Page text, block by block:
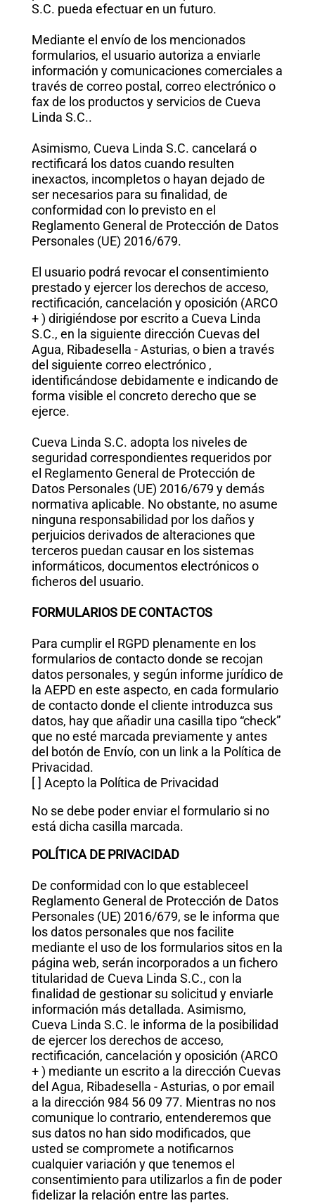
S.C. pueda efectuar en un futuro.
Mediante el envío de los mencionados
formularios, el usuario autoriza a enviarle
información y comunicaciones comerciales a
través de correo postal, correo electrónico o
fax de los productos y servicios de Cueva
Linda S.C..
Asimismo, Cueva Linda S.C. cancelará o
rectificará los datos cuando resulten
inexactos, incompletos o hayan dejado de
ser necesarios para su finalidad, de
conformidad con lo previsto en el
Reglamento General de Protección de Datos
Personales (UE) 2016/679.
El usuario podrá revocar el consentimiento
prestado y ejercer los derechos de acceso,
rectificación, cancelación y oposición (ARCO
+ ) dirigiéndose por escrito a Cueva Linda
S.C., en la siguiente dirección Cuevas del
Agua, Ribadesella - Asturias, o bien a través
del siguiente correo electrónico ,
identificándose debidamente e indicando de
forma visible el concreto derecho que se
ejerce.
Cueva Linda S.C. adopta los niveles de
seguridad correspondientes requeridos por
el Reglamento General de Protección de
Datos Personales (UE) 2016/679 y demás
normativa aplicable. No obstante, no asume
ninguna responsabilidad por los daños y
perjuicios derivados de alteraciones que
terceros puedan causar en los sistemas
informáticos, documentos electrónicos o
ficheros del usuario.
FORMULARIOS DE CONTACTOS
Para cumplir el RGPD plenamente en los
formularios de contacto donde se recojan
datos personales, y según informe jurídico de
la AEPD en este aspecto, en cada formulario
de contacto donde el cliente introduzca sus
datos, hay que añadir una casilla tipo “check”
que no esté marcada previamente y antes
del botón de Envío, con un link a la Política de
Privacidad.
[ ] Acepto la Política de Privacidad
No se debe poder enviar el formulario si no
está dicha casilla marcada.
POLÍTICA DE PRIVACIDAD
De conformidad con lo que estableceel
Reglamento General de Protección de Datos
Personales (UE) 2016/679, se le informa que
los datos personales que nos facilite
mediante el uso de los formularios sitos en la
página web, serán incorporados a un fichero
titularidad de Cueva Linda S.C., con la
finalidad de gestionar su solicitud y enviarle
información más detallada. Asimismo,
Cueva Linda S.C. le informa de la posibilidad
de ejercer los derechos de acceso,
rectificación, cancelación y oposición (ARCO
+ ) mediante un escrito a la dirección Cuevas
del Agua, Ribadesella - Asturias, o por email
a la dirección 984 56 09 77. Mientras no nos
comunique lo contrario, entenderemos que
sus datos no han sido modificados, que
usted se compromete a notificarnos
cualquier variación y que tenemos el
consentimiento para utilizarlos a fin de poder
fidelizar la relación entre las partes.